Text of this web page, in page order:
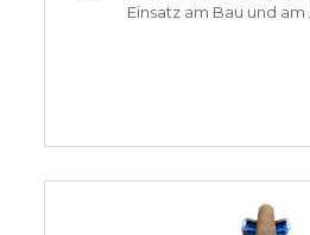
Einsatz am Bau und